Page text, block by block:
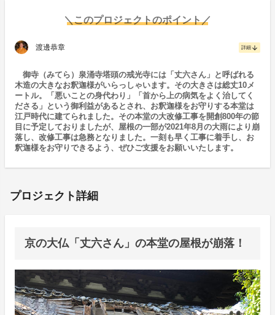
＼このプロジェクトのポイント／
渡邊恭章 詳細 arrow_downward
御寺（みてら）泉涌寺塔頭の戒光寺には「丈六さん」と呼ばれる
木造の大きなお釈迦様がいらっしゃいます。その大きさは総丈10メ
ートル。「悪いことの身代わり」「首から上の病気をよく治してく
ださる」という御利益があるとされ、お釈迦様をお守りする本堂は
江戸時代に建てられました。その本堂の大改修工事を開創800年の節
目に予定しておりましたが、屋根の一部が2021年8月の大雨により崩
落し、改修工事は急務となりました。一刻も早く工事に着手し、お
釈迦様をお守りできるよう、ぜひご支援をお願いいたします。
プロジェクト詳細
京の大仏「丈六さん」の本堂の屋根が崩落！